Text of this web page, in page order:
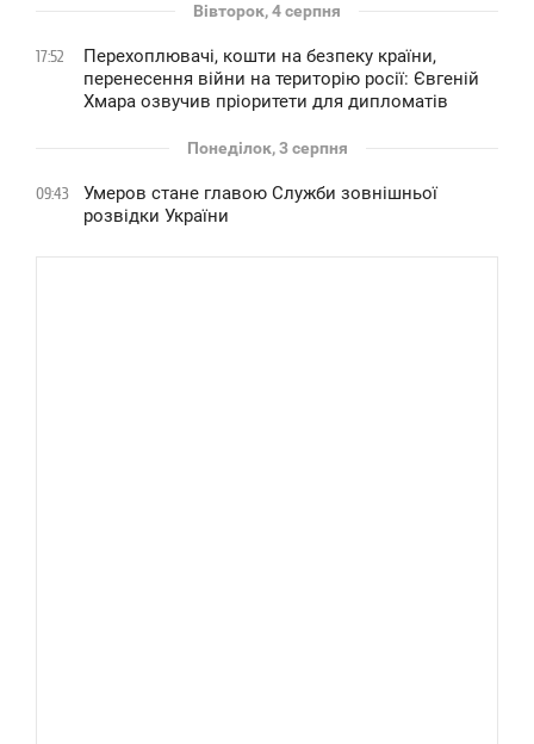
Вівторок, 4 серпня
17:52
Перехоплювачі, кошти на безпеку країни,
перенесення війни на територію росії: Євгеній
Хмара озвучив пріоритети для дипломатів
Понеділок, 3 серпня
09:43
Умеров стане главою Служби зовнішньої
розвідки України